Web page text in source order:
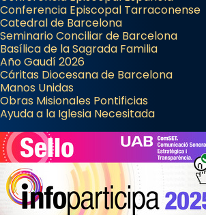
Conferencia Episcopal Tarraconense
Catedral de Barcelona
Seminario Conciliar de Barcelona
Basílica de la Sagrada Familia
Año Gaudí 2026
Cáritas Diocesana de Barcelona
Manos Unidas
Obras Misionales Pontificias
Ayuda a la Iglesia Necesitada